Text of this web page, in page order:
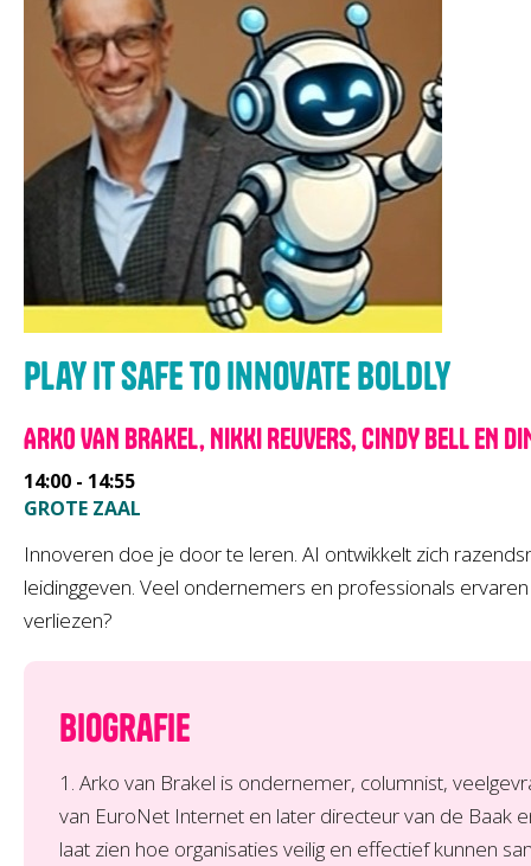
Play it safe to innovate boldly
ARKO VAN BRAKEL, NIKKI REUVERS, CINDY BELL EN
14:00 - 14:55
GROTE ZAAL
Innoveren doe je door te leren. AI ontwikkelt zich
leidinggeven. Veel ondernemers en professionals
verliezen?
Biografie
1. Arko van Brakel is ondernemer, columnist,
van EuroNet Internet en later directeur van de Baak
laat zien hoe organisaties veilig en effectief kunnen